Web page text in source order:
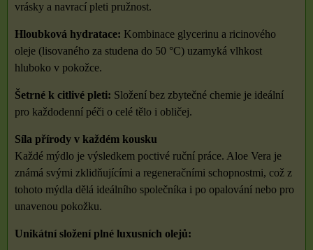
vrásky a navrací pleti pružnost.
Hloubková hydratace: Kombinace glycerinu a ricinového
oleje (lisovaného za studena do 50 °C) uzamyká vlhkost
hluboko v pokožce.
Šetrné k citlivé pleti: Složení bez zbytečné chemie je ideální
pro každodenní péči o celé tělo i obličej.
Síla přírody v každém kousku
Každé mýdlo je výsledkem poctivé ruční práce. Aloe Vera je
známá svými zklidňujícími a regeneračními schopnostmi, což z
tohoto mýdla dělá ideálního společníka i po opalování nebo pro
unavenou pokožku.
Unikátní složení plné luxusních olejů: